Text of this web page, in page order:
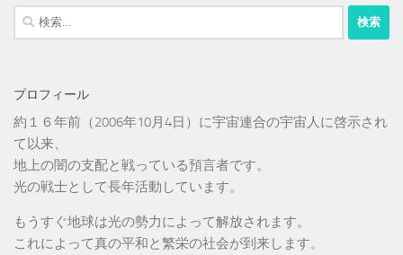
検
索:
プロフィール
約１６年前（2006年10月4日）に宇宙連合の宇宙人に啓示され
て以来、
地上の闇の支配と戦っている預言者です。
光の戦士として長年活動しています。
もうすぐ地球は光の勢力によって解放されます。
これによって真の平和と繁栄の社会が到来します。